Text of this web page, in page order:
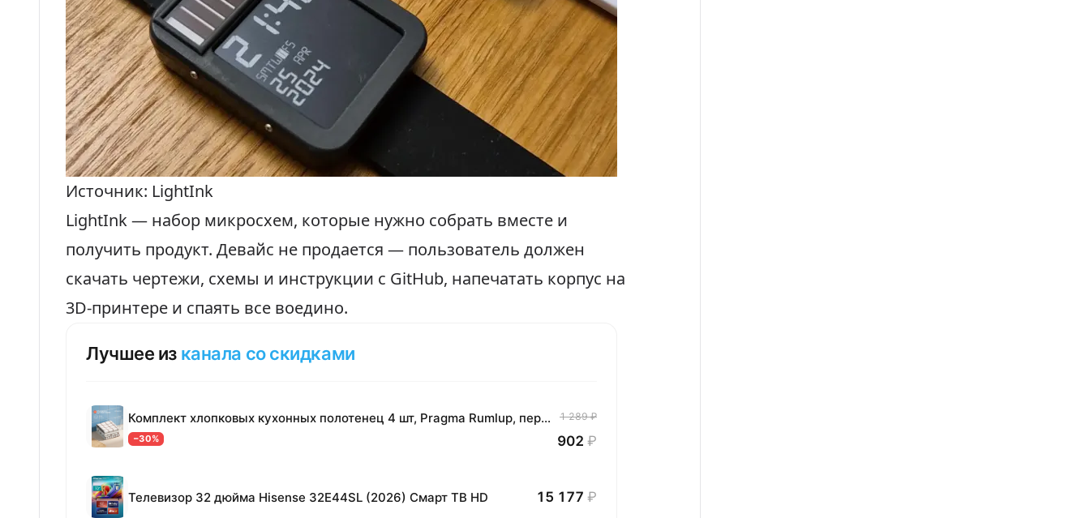
Источник: LightInk
LightInk — набор микросхем, которые нужно собрать вместе и
получить продукт. Девайс не продается — пользователь должен
скачать чертежи, схемы и инструкции с GitHub, напечатать корпус на
3D-принтере и спаять все воедино.
Лучшее из канала со скидками
Комплект хлопковых кухонных полотенец 4 шт, Pragma Rumlup, переменчивый белый
−30%
1 289 ₽
902 ₽
Телевизор 32 дюйма Hisense 32E44SL (2026) Смарт ТВ HD 15 177 ₽